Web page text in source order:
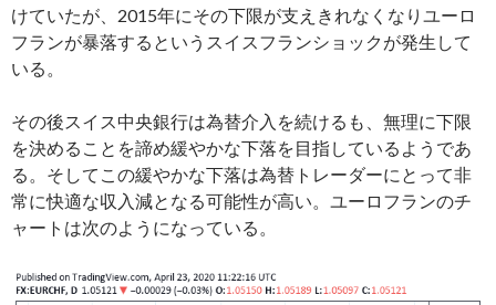
けていたが、2015年にその下限が支えきれなくなりユーロ
フランが暴落するというスイスフランショックが発生して
いる。
その後スイス中央銀行は為替介入を続けるも、無理に下限
を決めることを諦め緩やかな下落を目指しているようであ
る。そしてこの緩やかな下落は為替トレーダーにとって非
常に快適な収入減となる可能性が高い。ユーロフランのチ
ャートは次のようになっている。